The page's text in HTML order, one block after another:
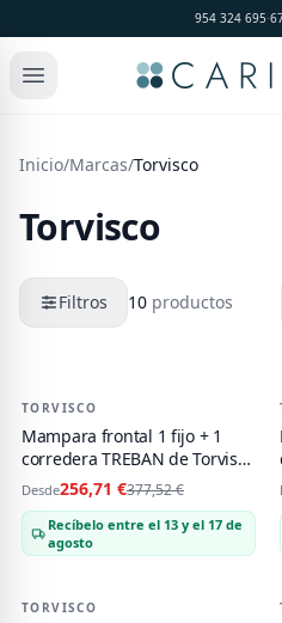
954 324 695·
Inicio/Marcas/Torvisco
Torvisco
Filtros 10 productos
-32%
TORVISCO
Mampara frontal 1 fijo + 1
corredera TREBAN de Torvisco
cromo (lateral opcional)
Desde256,71 €377,52 €
Recíbelo entre el 13 y el 17 de
agosto
-32%
TORVISCO